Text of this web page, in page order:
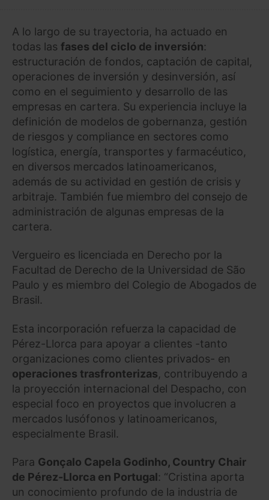
A lo largo de su trayectoria, ha actuado en
todas las fases del ciclo de inversión:
estructuración de fondos, captación de capital,
operaciones de inversión y desinversión, así
como en el seguimiento y desarrollo de las
empresas en cartera. Su experiencia incluye la
definición de modelos de gobernanza, gestión
de riesgos y compliance en sectores como
logística, energía, transportes y farmacéutico,
en diversos mercados latinoamericanos,
además de su actividad en gestión de crisis y
arbitraje. También fue miembro del consejo de
administración de algunas empresas de la
cartera.
Vergueiro es licenciada en Derecho por la
Facultad de Derecho de la Universidad de São
Paulo y es miembro del Colegio de Abogados de
Brasil.
Esta incorporación refuerza la capacidad de
Pérez-Llorca para apoyar a clientes -tanto
organizaciones como clientes privados- en
operaciones trasfronterizas, contribuyendo a
la proyección internacional del Despacho, con
especial foco en proyectos que involucren a
mercados lusófonos y latinoamericanos,
especialmente Brasil.
Para Gonçalo Capela Godinho, Country Chair
de Pérez-Llorca en Portugal: “Cristina aporta
un conocimiento profundo de la industria de